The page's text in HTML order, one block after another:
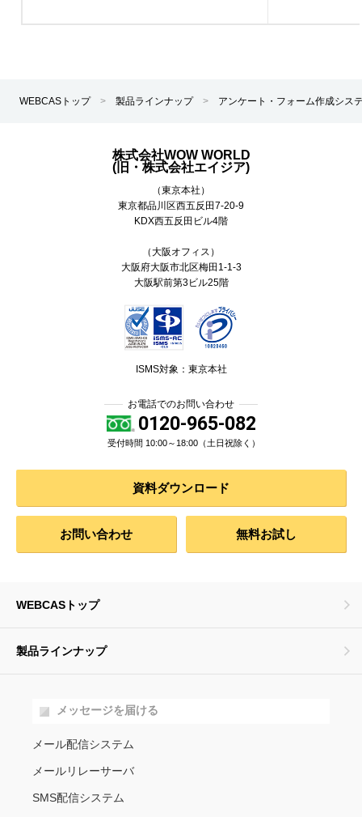
WEBCASトップ > 製品ラインナップ > アンケート・フォーム作成シス
株式会社WOW WORLD
(旧・株式会社エイジア)
（東京本社）
東京都品川区西五反田7-20-9
KDX西五反田ビル4階
（大阪オフィス）
大阪府大阪市北区梅田1-1-3
大阪駅前第3ビル25階
ISMS対象：東京本社
お電話でのお問い合わせ
0120-965-082
受付時間 10:00～18:00（土日祝除く）
資料ダウンロード
お問い合わせ 無料お試し
WEBCASトップ
製品ラインナップ
メッセージを届ける
メール配信システム
メールリレーサーバ
SMS配信システム